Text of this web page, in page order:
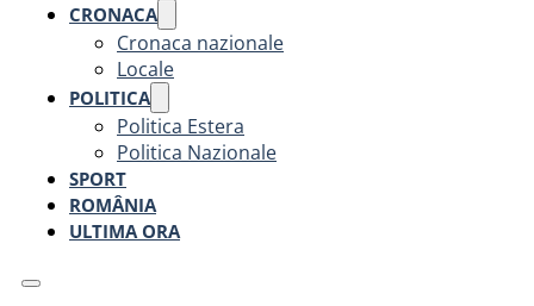
CRONACA
Cronaca nazionale
Locale
POLITICA
Politica Estera
Politica Nazionale
SPORT
ROMÂNIA
ULTIMA ORA